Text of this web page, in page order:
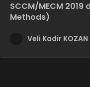
SCCM/MECM
Methods)
Veli Kadir KOZAN